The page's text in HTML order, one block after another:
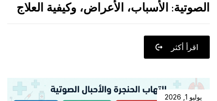
الصوتية: الأسباب، الأعراض، وكيفية العلاج
اقرأ أكثر
يوليو 1, 2026